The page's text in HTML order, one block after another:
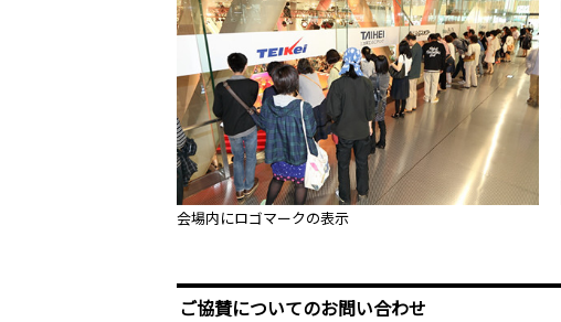
会場内にロゴマークの表示
ご協賛についてのお問い合わせ